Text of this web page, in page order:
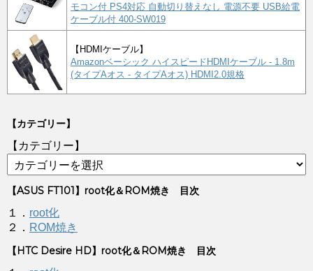
モコン付 PS4対応 自動切り替えなし 電源不要 USB給電
ケーブル付 400-SW019
【HDMIケーブル】
Amazonベーシック ハイスピードHDMIケーブル - 1.8m
(タイプAオス - タイプAオス) HDMI2.0規格
【カテゴリー】
【カテゴリー】
【ASUS FT101】root化＆ROM焼き 目次
１． root化
２． ROM焼き
【HTC Desire HD】root化＆ROM焼き 目次